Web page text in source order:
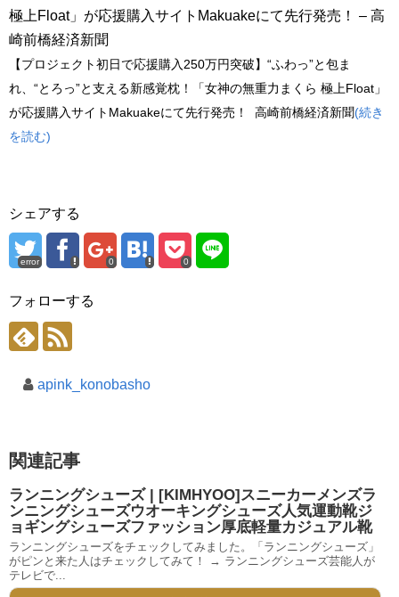
極上Float」が応援購入サイトMakuakeにて先行発売！ – 高
崎前橋経済新聞
【プロジェクト初日で応援購入250万円突破】“ふわっ”と包ま
れ、“とろっ”と支える新感覚枕！「女神の無重力まくら 極上Float」
が応援購入サイトMakuakeにて先行発売！ 高崎前橋経済新聞(続き
を読む)
シェアする
error 0 0
フォローする
apink_konobasho
関連記事
ランニングシューズ | [KIMHYOO]スニーカーメンズラ
ンニングシューズウオーキングシューズ人気運動靴ジ
ョギングシューズファッション厚底軽量カジュアル靴
ランニングシューズをチェックしてみました。「ランニングシューズ」
がピンと来た人はチェックしてみて！ → ランニングシューズ芸能人が
テレビで...